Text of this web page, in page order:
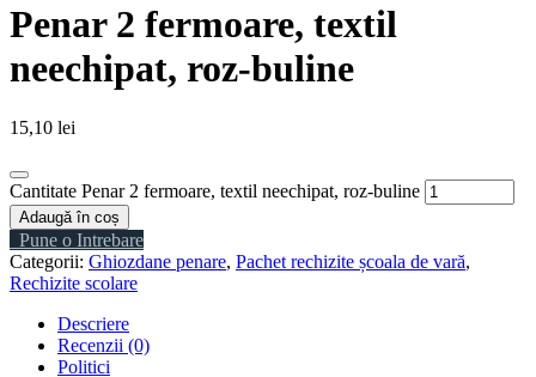
Penar 2 fermoare, textil
neechipat, roz-buline
15,10 lei
Cantitate Penar 2 fermoare, textil neechipat, roz-buline
Adaugă în coș
Pune o Intrebare
Categorii: Ghiozdane penare, Pachet rechizite școala de vară,
Rechizite scolare
Descriere
Recenzii (0)
Politici